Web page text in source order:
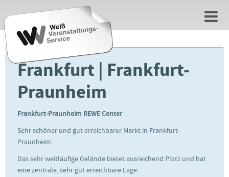
Frankfurt | Frankfurt-
Praunheim
Frankfurt-Praunheim REWE Center
Sehr schöner und gut erreichbarer Markt in Frankfurt-
Praunheim.
Das sehr weitläufige Gelände bietet ausreichend Platz und hat
eine zentrale, sehr gut erreichbare Lage.